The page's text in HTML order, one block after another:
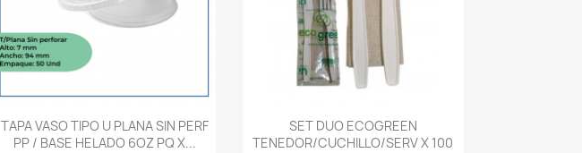
Vista rápida
TAPA VASO TIPO U PLANA SIN PERF
PP / BASE HELADO 6OZ PQ X...
Vista rápida
SET DUO ECOGREEN
TENEDOR/CUCHILLO/SERV X 100